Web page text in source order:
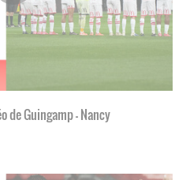
de Guingamp - Nancy